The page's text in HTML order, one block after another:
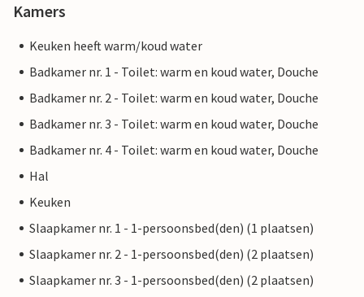
Kamers
Keuken heeft warm/koud water
Badkamer nr. 1 - Toilet: warm en koud water, Douche
Badkamer nr. 2 - Toilet: warm en koud water, Douche
Badkamer nr. 3 - Toilet: warm en koud water, Douche
Badkamer nr. 4 - Toilet: warm en koud water, Douche
Hal
Keuken
Slaapkamer nr. 1 - 1-persoonsbed(den) (1 plaatsen)
Slaapkamer nr. 2 - 1-persoonsbed(den) (2 plaatsen)
Slaapkamer nr. 3 - 1-persoonsbed(den) (2 plaatsen)